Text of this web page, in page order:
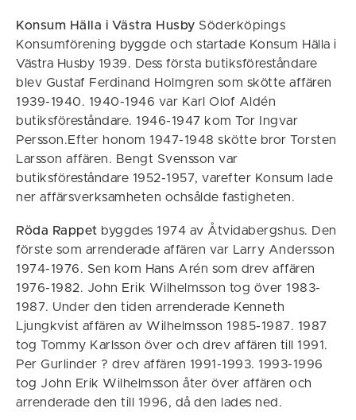
Konsum Hälla i Västra Husby Söderköpings
Konsumförening byggde och startade Konsum Hälla i
Västra Husby 1939. Dess första butiksföreståndare
blev Gustaf Ferdinand Holmgren som skötte affären
1939-1940. 1940-1946 var Karl Olof Aldén
butiksföreståndare. 1946-1947 kom Tor Ingvar
Persson.Efter honom 1947-1948 skötte bror Torsten
Larsson affären. Bengt Svensson var
butiksföreståndare 1952-1957, varefter Konsum lade
ner affärsverksamheten ochsålde fastigheten.
Röda Rappet byggdes 1974 av Åtvidabergshus. Den
förste som arrenderade affären var Larry Andersson
1974-1976. Sen kom Hans Arén som drev affären
1976-1982. John Erik Wilhelmsson tog över 1983-
1987. Under den tiden arrenderade Kenneth
Ljungkvist affären av Wilhelmsson 1985-1987. 1987
tog Tommy Karlsson över och drev affären till 1991.
Per Gurlinder ? drev affären 1991-1993. 1993-1996
tog John Erik Wilhelmsson åter över affären och
arrenderade den till 1996, då den lades ned.